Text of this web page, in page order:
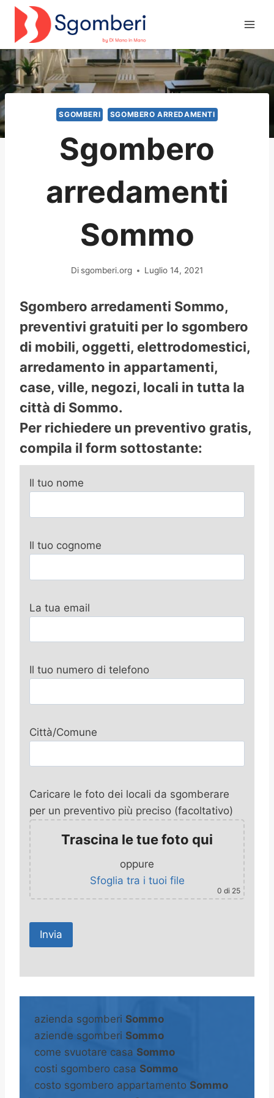
Salta
contenuto
SGOMBERI SGOMBERO ARREDAMENTI
Sgombero
arredamenti
Sommo
Di sgomberi.org Luglio 14, 2021
Sgombero arredamenti Sommo,
preventivi gratuiti per lo sgombero
di mobili, oggetti, elettrodomestici,
arredamento in appartamenti,
case, ville, negozi, locali in tutta la
città di Sommo.
Per richiedere un preventivo gratis,
compila il form sottostante:
Il tuo nome
Il tuo cognome
La tua email
Il tuo numero di telefono
Città/Comune
Caricare le foto dei locali da sgomberare
per un preventivo più preciso (facoltativo)
Trascina le tue foto qui
oppure
Sfoglia tra i tuoi file
0 di 25
A
e
n
a
azienda sgomberi Sommo
aziende sgomberi Sommo
come svuotare casa Sommo
costi sgombero casa Sommo
costo sgombero appartamento Sommo